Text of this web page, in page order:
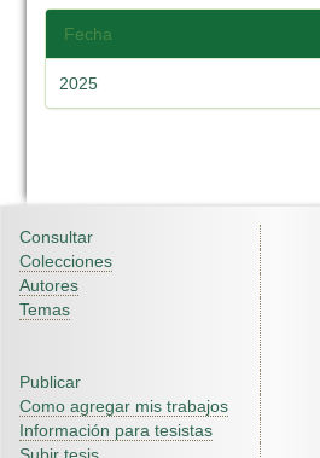
Fecha
2025
Consultar
Colecciones
Autores
Temas
Publicar
Como agregar mis trabajos
Información para tesistas